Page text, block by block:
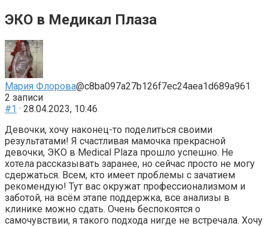
тут:
ЭКО в Медикал Плаза
Мария Флорова@c8ba097a27b126f7ec24aea1d689a961
2 записи
#1 · 28.04.2023, 10:46
Девочки, хочу наконец-то поделиться своими
результатами! Я счастливая мамочка прекрасной
девочки, ЭКО в Medical Plaza прошло успешно. Не
хотела рассказывать заранее, но сейчас просто не могу
сдержаться. Всем, кто имеет проблемы с зачатием
рекомендую! Тут вас окружат профессионализмом и
заботой, на всём этапе поддержка, все анализы в
клинике можно сдать. Очень беспокоятся о
самочувствии, я такого подхода нигде не встречала. Хочу